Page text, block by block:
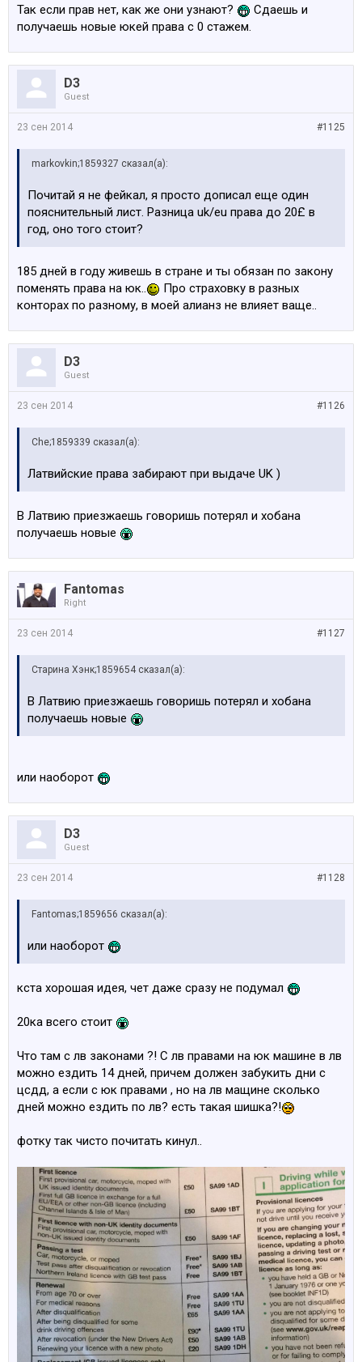
Так если прав нет, как же они узнают?
Сдаешь и
получаешь новые юкей права с 0 стажем.
D3
Guest
#1125
23 сен 2014
markovkin;1859327 сказал(а):
Почитай я не фейкал, я просто дописал еще один
пояснительный лист. Разница uk/eu права до 20£ в
год, оно того стоит?
185 дней в году живешь в стране и ты обязан по закону
поменять права на юк..
Про страховку в разных
конторах по разному, в моей алианз не влияет ваще..
D3
Guest
#1126
23 сен 2014
Che;1859339 сказал(а):
Латвийские права забирают при выдаче UK )
В Латвию приезжаешь говоришь потерял и хобана
получаешь новые
Fantomas
Right
#1127
23 сен 2014
Старина Хэнк;1859654 сказал(а):
В Латвию приезжаешь говоришь потерял и хобана
получаешь новые
или наоборот
D3
Guest
#1128
23 сен 2014
Fantomas;1859656 сказал(а):
или наоборот
кста хорошая идея, чет даже сразу не подумал
20ка всего стоит
Что там с лв законами ?! С лв правами на юк машине в лв
можно ездить 14 дней, причем должен забукить дни с
цсдд, а если с юк правами , но на лв мащине сколько
дней можно ездить по лв? есть такая шишка?!
фотку так чисто почитать кинул..